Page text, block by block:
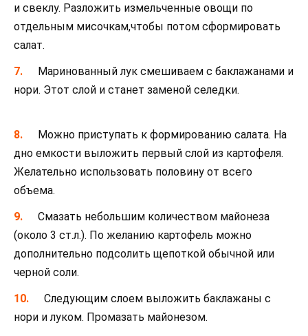
и свеклу. Разложить измельченные овощи по
отдельным мисочкам,чтобы потом сформировать
салат.
Маринованный лук смешиваем с баклажанами и
нори. Этот слой и станет заменой селедки.
Можно приступать к формированию салата. На
дно емкости выложить первый слой из картофеля.
Желательно использовать половину от всего
объема.
Смазать небольшим количеством майонеза
(около 3 ст.л.). По желанию картофель можно
дополнительно подсолить щепоткой обычной или
черной соли.
Следующим слоем выложить баклажаны с
нори и луком. Промазать майонезом.